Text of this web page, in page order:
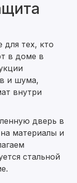
тех, кто
в доме в
и шума,
внутри
дверь в
материалы и
стальной